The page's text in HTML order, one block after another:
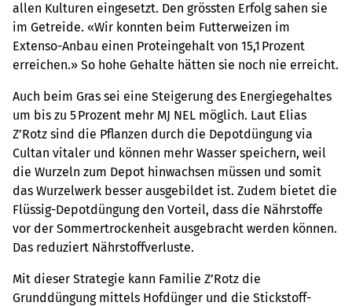
allen Kulturen eingesetzt. Den grössten Erfolg sahen sie
im Getreide. «Wir konnten beim Futterweizen im
Extenso-Anbau einen Proteingehalt von 15,1 Prozent
erreichen.» So hohe Gehalte hätten sie noch nie erreicht.
Auch beim Gras sei eine Steigerung des Energiegehaltes
um bis zu 5 Prozent mehr MJ NEL möglich. Laut Elias
Z’Rotz sind die Pflanzen durch die Depotdüngung via
Cultan vitaler und können mehr Wasser speichern, weil
die Wurzeln zum Depot hinwachsen müssen und somit
das Wurzelwerk besser ausgebildet ist. Zudem bietet die
Flüssig-Depotdüngung den Vorteil, dass die Nährstoffe
vor der Sommertrockenheit ausgebracht werden können.
Das reduziert Nährstoffverluste.
Mit dieser Strategie kann Familie Z’Rotz die
Grunddüngung mittels Hofdünger und die Stickstoff-